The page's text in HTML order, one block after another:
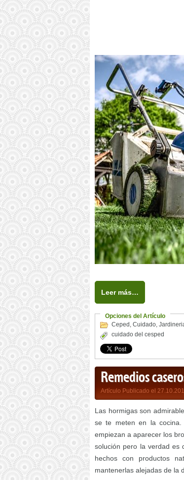
Leer más…
Opciones del Artículo
Ceped , Cuidado,
cuidado del cesped
Remedios
Artículo Publicado el
Las hormigas son
se te meten en la cocina.
empiezan a aparecer los
solución pero la verdad es
hechos con productos
mantenerlas alejadas de la